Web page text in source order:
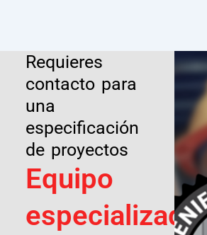
Requieres
contacto para
una
especificación
de proyectos
Equipo
especializado